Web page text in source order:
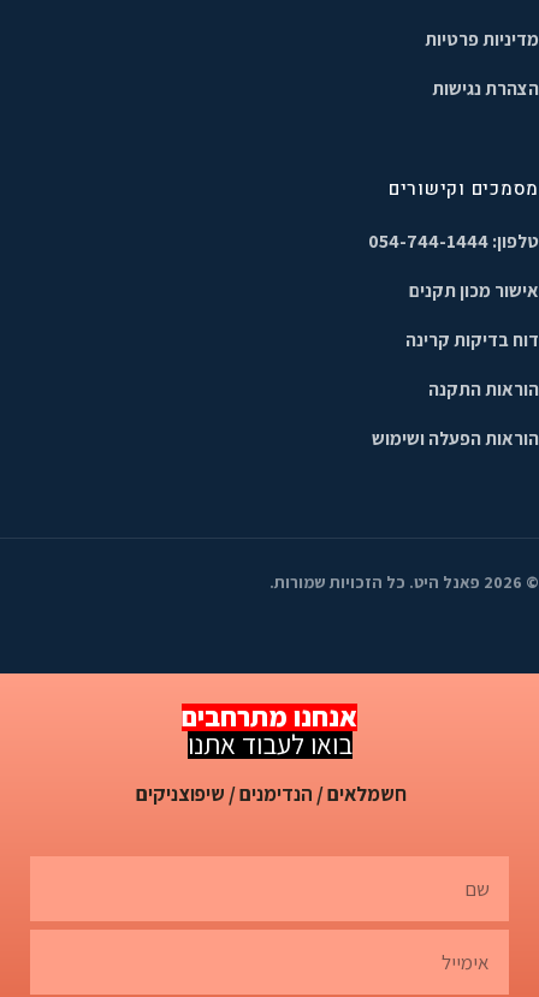
מדיניות פרטיות
הצהרת נגישות
מסמכים וקישורים
טלפון: 054-744-1444
אישור מכון תקנים
דוח בדיקות קרינה
הוראות התקנה
הוראות הפעלה ושימוש
©
2026 פאנל היט. כל הזכויות שמורות.
אנחנו מתרחבים
בואו לעבוד אתנו
חשמלאים / הנדימנים / שיפוצניקים